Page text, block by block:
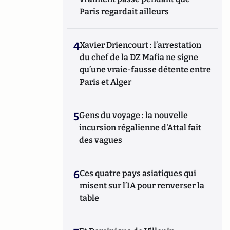
Paris regardait ailleurs
4Xavier Driencourt : l’arrestation
du chef de la DZ Mafia ne signe
qu’une vraie-fausse détente entre
Paris et Alger
5Gens du voyage : la nouvelle
incursion régalienne d'Attal fait
des vagues
6Ces quatre pays asiatiques qui
misent sur l’IA pour renverser la
table